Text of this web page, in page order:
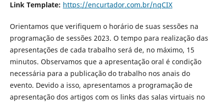
Link Template: https://encurtador.com.br/nqCIX
Orientamos que verifiquem o horário de suas sessões na
programação de sessões 2023. O tempo para realização das
apresentações de cada trabalho será de, no máximo, 15
minutos. Observamos que a apresentação oral é condição
necessária para a publicação do trabalho nos anais do
evento. Devido a isso, apresentamos a programação de
apresentação dos artigos com os links das salas virtuais no